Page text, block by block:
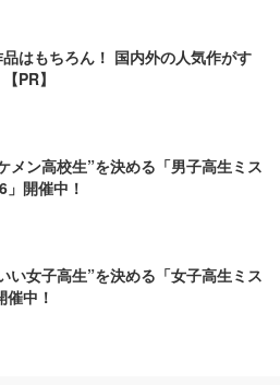
はもちろん！ 国内外の人気作がす
PR】
メン高校生”を決める「男子高生ミス
開催中！
い女子高生”を決める「女子高生ミス
中！